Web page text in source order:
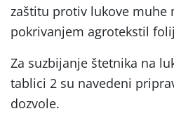
zaštitu protiv lukove muhe
pokrivanjem agrotekstil
Za suzbijanje štetnika na
tablici 2 su navedeni
dozvole.